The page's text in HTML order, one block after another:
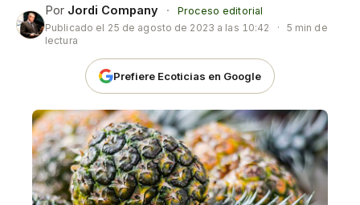
Por Jordi Company ·
Proceso editorial
Publicado el 25 de agosto de 2023 a las 10:42 ·
5 min de
lectura
Prefiere Ecoticias en Google